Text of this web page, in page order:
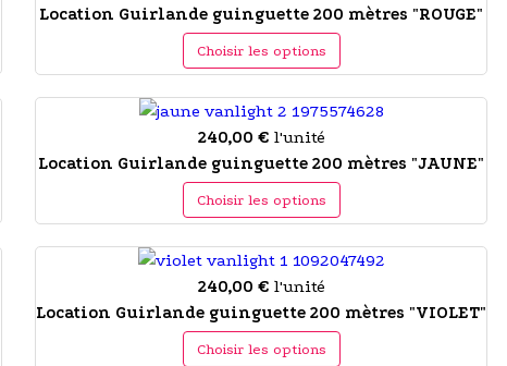
Location Guirlande guinguette 200 mètres "ROUGE"
Choisir les options
240,00 € l'unité
Location Guirlande guinguette 200 mètres "JAUNE"
Choisir les options
240,00 € l'unité
Location Guirlande guinguette 200 mètres "VIOLET"
Choisir les options